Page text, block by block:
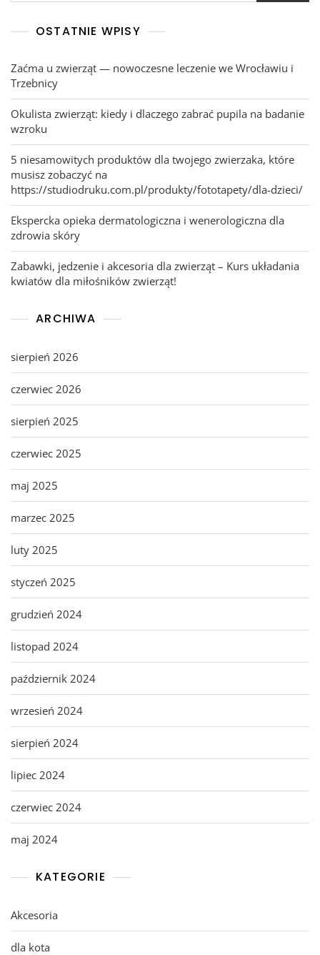
OSTATNIE WPISY
Zaćma u zwierząt — nowoczesne leczenie we Wrocławiu i
Trzebnicy
Okulista zwierząt: kiedy i dlaczego zabrać pupila na badanie
wzroku
5 niesamowitych produktów dla twojego zwierzaka, które
musisz zobaczyć na
https://studiodruku.com.pl/produkty/fototapety/dla-dzieci/
Ekspercka opieka dermatologiczna i wenerologiczna dla
zdrowia skóry
Zabawki, jedzenie i akcesoria dla zwierząt – Kurs układania
kwiatów dla miłośników zwierząt!
ARCHIWA
sierpień 2026
czerwiec 2026
sierpień 2025
czerwiec 2025
maj 2025
marzec 2025
luty 2025
styczeń 2025
grudzień 2024
listopad 2024
październik 2024
wrzesień 2024
sierpień 2024
lipiec 2024
czerwiec 2024
maj 2024
KATEGORIE
Akcesoria
dla kota